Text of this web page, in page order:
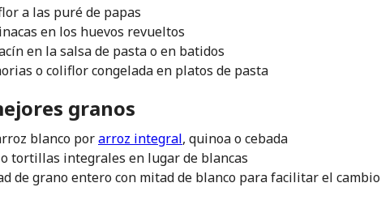
a las puré de papas
en los huevos revueltos
en la salsa de pasta o en batidos
o coliflor congelada en platos de pasta
granos
blanco porarroz integral, quinoa o cebada
tortillas integrales en lugar de blancas
de grano entero con mitad de blanco para facilitar el cambio